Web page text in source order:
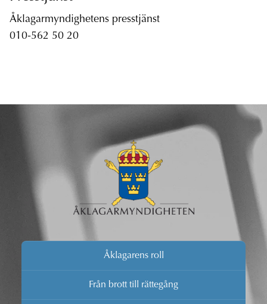
Åklagarmyndighetens presstjänst
010-562 50 20
Åklagarens roll
Från brott till rättegång